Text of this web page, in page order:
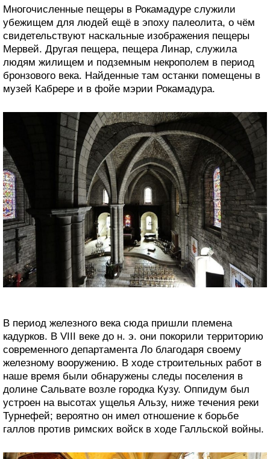
Многочисленные пещеры в Рокамадуре служили
убежищем для людей ещё в эпоху палеолита, о чём
свидетельствуют наскальные изображения пещеры
Мервей. Другая пещера, пещера Линар, служила
людям жилищем и подземным некрополем в период
бронзового века. Найденные там останки помещены в
музей Кабрере и в фойе мэрии Рокамадура.
В период железного века сюда пришли племена
кадурков. В VIII веке до н. э. они покорили территорию
современного департамента Ло благодаря своему
железному вооружению. В ходе строительных работ в
наше время были обнаружены следы поселения в
долине Сальвате возле городка Кузу. Оппидум был
устроен на высотах ущелья Альзу, ниже течения реки
Турнефей; вероятно он имел отношение к борьбе
галлов против римских войск в ходе Галльской войны.